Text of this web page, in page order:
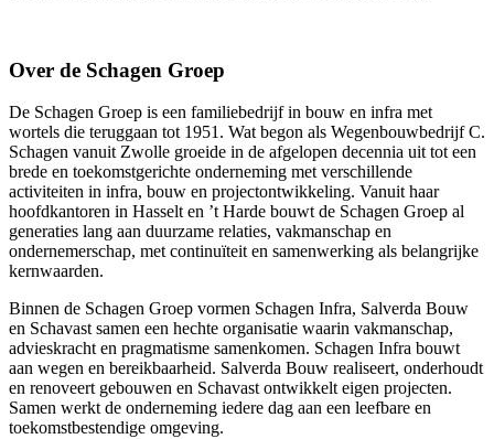
Over de Schagen Groep
De Schagen Groep is een familiebedrijf in bouw en infra met
wortels die teruggaan tot 1951. Wat begon als Wegenbouwbedrijf C.
Schagen vanuit Zwolle groeide in de afgelopen decennia uit tot een
brede en toekomstgerichte onderneming met verschillende
activiteiten in infra, bouw en projectontwikkeling. Vanuit haar
hoofdkantoren in Hasselt en ’t Harde bouwt de Schagen Groep al
generaties lang aan duurzame relaties, vakmanschap en
ondernemerschap, met continuïteit en samenwerking als belangrijke
kernwaarden.
Binnen de Schagen Groep vormen Schagen Infra, Salverda Bouw
en Schavast samen een hechte organisatie waarin vakmanschap,
advieskracht en pragmatisme samenkomen. Schagen Infra bouwt
aan wegen en bereikbaarheid. Salverda Bouw realiseert, onderhoudt
en renoveert gebouwen en Schavast ontwikkelt eigen projecten.
Samen werkt de onderneming iedere dag aan een leefbare en
toekomstbestendige omgeving.